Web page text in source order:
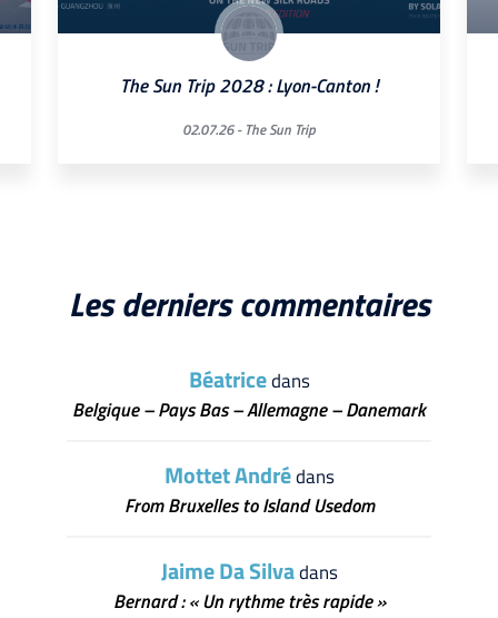
The Sun Trip 2028 : Lyon-Canton !
02.07.26 - The Sun Trip
Les derniers commentaires
Béatricedans
Belgique – Pays Bas – Allemagne – Danemark
Mottet Andrédans
From Bruxelles to Island Usedom
Jaime Da Silvadans
Bernard : « Un rythme très rapide »